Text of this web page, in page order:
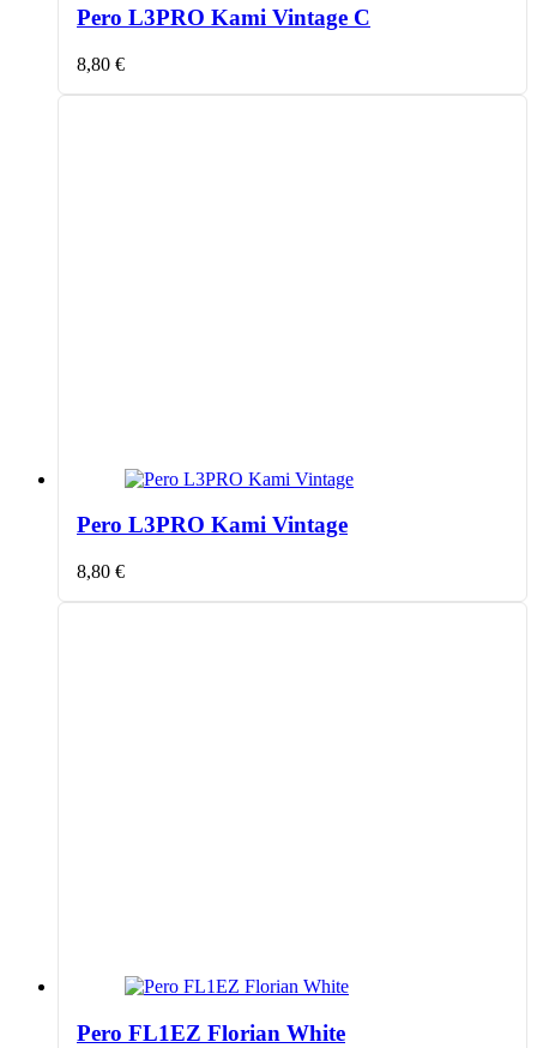
Pero L3PRO Kami Vintage C
8,80 €
Pero L3PRO Kami Vintage
8,80 €
Pero FL1EZ Florian White